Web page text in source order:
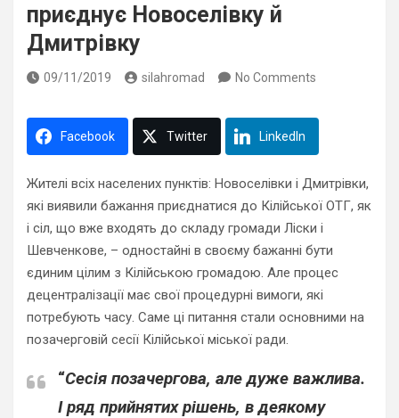
приєднує Новоселівку й
Дмитрівку
09/11/2019 silahromad No Comments
Facebook Twitter LinkedIn
Жителі всіх населених пунктів: Новоселівки і Дмитрівки,
які виявили бажання приєднатися до Кілійської ОТГ, як
і сіл, що вже входять до складу громади Ліски і
Шевченкове, – одностайні в своєму бажанні бути
єдиним цілим з Кілійською громадою. Але процес
децентралізації має свої процедурні вимоги, які
потребують часу. Саме ці питання стали основними на
позачерговій сесії Кілійської міської ради.
“Сесія позачергова, але дуже важлива.
І ряд прийнятих рішень, в деякому